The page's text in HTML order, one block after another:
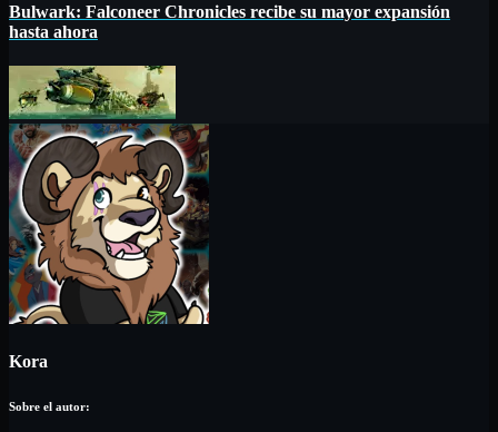
Bulwark: Falconeer Chronicles recibe su mayor expansión
hasta ahora
Kora